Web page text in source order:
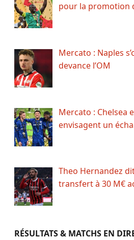
pour la promotion
Mercato : Naples
devance l’OM
Mercato : Chelsea
envisagent un
Theo Hernandez
transfert à 30 M€
RÉSULTATS & MATCHS EN